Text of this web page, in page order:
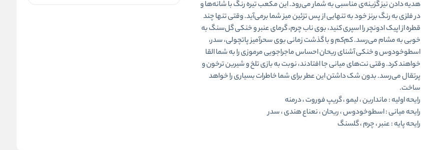
هدیه دادن نیز گزینه‌ی مناسبی به شمار می‌رود. این مکعب تیره رنگ با شانه‌ها و
در فلزی به رنگ برنز خود به تنهایی از پس تزئین میز شما برمی‌آید.وقتی تنها چند
قطره از اپیک ادونچر را اسپری کنید، بوی ناب چرم، گرمای عنبر و خنکی گل‌سنگ به
خوبی به مشام می‌رسد. کم‌کم و با گذشت زمانی بوی سحرآمیز پاتچولی، سدر،
اسطوخودوس و خنکی آشنای ریحان احساس ماجراجویی مرموزی را به شما القا
خواهند کرد. وقتی نت‌های میانی جا افتادند، نوبت به بازی تلخ و شیرین ترخون و
پرتقال می‌رسد. بدون شک داشتن این عطر برای شما خاطرات بسیاری را خواهد
ساخت.
رایحه اولیه : ماندارین ، لیمو ، گریپ فوروت ، درمنه
رایحه میانی:اسطوخودوس ، ریحان ، نعناع هندی ، سدر
رایحه پایه : عنبر ، چرم ، گلسنگ